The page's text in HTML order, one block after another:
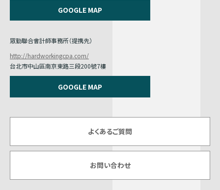
GOOGLE MAP
眾勤聯合會計師事務所（提携先）
http://hardworkingcpa.com/
台北市中山區南京東路三段200號7樓
GOOGLE MAP
よくあるご質問
お問い合わせ